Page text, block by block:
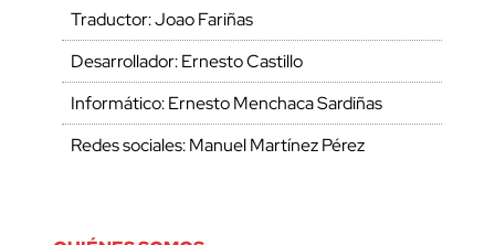
Traductor: Joao Fariñas
Desarrollador: Ernesto Castillo
Informático: Ernesto Menchaca Sardiñas
Redes sociales: Manuel Martínez Pérez